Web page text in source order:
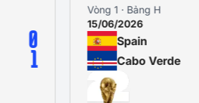
0
1
Vòng 1 · Bảng H
15/06/2026
Spain
Cabo Verde